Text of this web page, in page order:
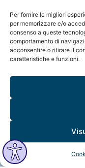
Per fornire le migliori
per memorizzare e/o
consenso a queste
comportamento di
acconsentire o ritirare il
caratteristiche e funzioni.
MindfulVision srl
“Società Benefit”
Via Monte Rosa
C.F. / P. IVA: